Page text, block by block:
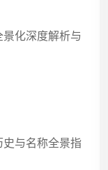
化深度解析与
与名称全景指